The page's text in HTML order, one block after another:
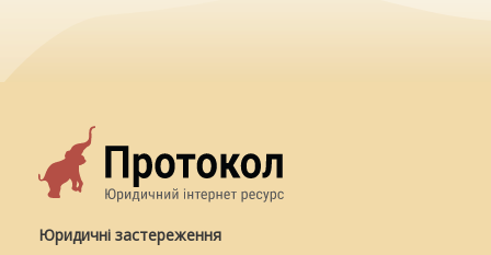
Юридичні застереження